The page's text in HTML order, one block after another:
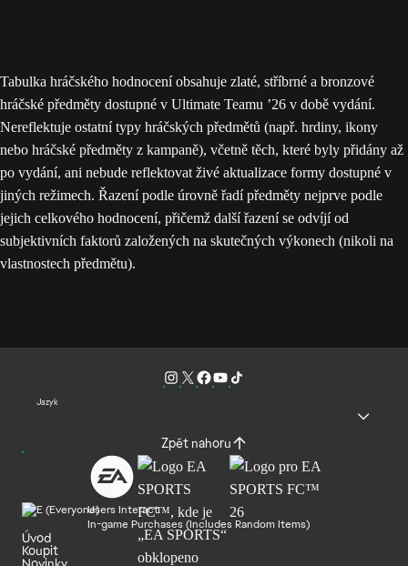
Tabulka hráčského hodnocení obsahuje zlaté, stříbrné a bronzové
hráčské předměty dostupné v Ultimate Teamu ’26 v době vydání.
Nereflektuje ostatní typy hráčských předmětů (např. hrdiny, ikony
nebo hráčské předměty z kampaně), včetně těch, které byly přidány až
po vydání, ani nebude reflektovat živé aktualizace formy dostupné v
jiných režimech. Řazení podle úrovně řadí předměty nejprve podle
jejich celkového hodnocení, přičemž další řazení se odvíjí od
subjektivních faktorů založených na skutečných výkonech (nikoli na
vlastnostech předmětu).
Jazyk
Zpět nahoru
Users Interact
In-game Purchases (Includes Random Items)
Úvod
Koupit